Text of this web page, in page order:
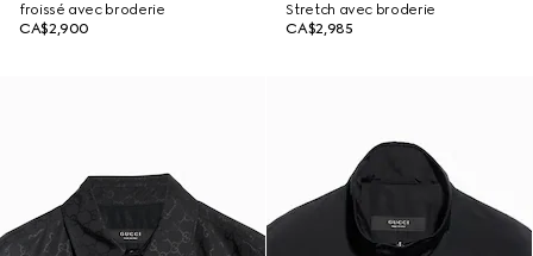
froissé avec broderie
CA$2,900
Stretch avec broderie
CA$2,985